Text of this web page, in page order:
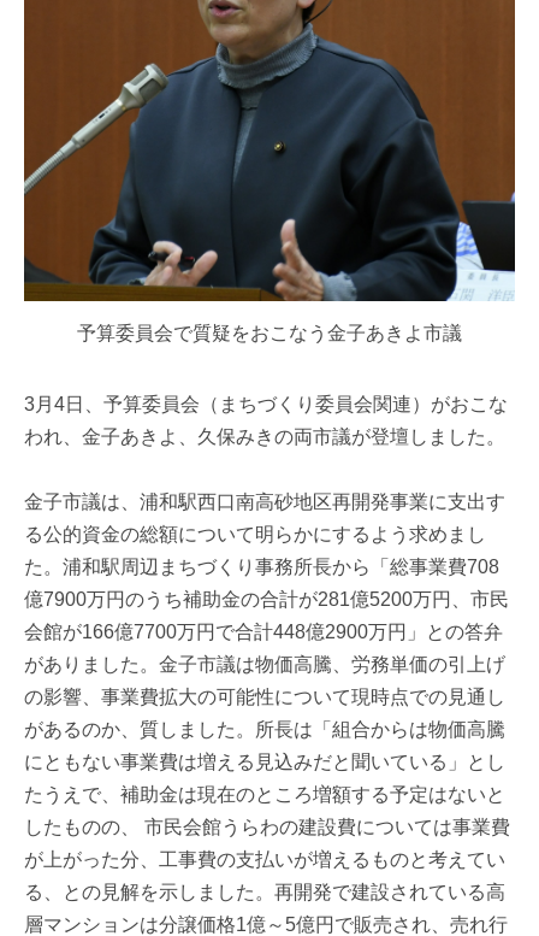
予算委員会で質疑をおこなう金子あきよ市議
3月4日、予算委員会（まちづくり委員会関連）がおこな
われ、金子あきよ、久保みきの両市議が登壇しました。
金子市議は、浦和駅西口南高砂地区再開発事業に支出す
る公的資金の総額について明らかにするよう求めまし
た。浦和駅周辺まちづくり事務所長から「総事業費708
億7900万円のうち補助金の合計が281億5200万円、市民
会館が166億7700万円で合計448億2900万円」との答弁
がありました。金子市議は物価高騰、労務単価の引上げ
の影響、事業費拡大の可能性について現時点での見通し
があるのか、質しました。所長は「組合からは物価高騰
にともない事業費は増える見込みだと聞いている」とし
たうえで、補助金は現在のところ増額する予定はないと
したものの、 市民会館うらわの建設費については事業費
が上がった分、工事費の支払いが増えるものと考えてい
る、との見解を示しました。再開発で建設されている高
層マンションは分譲価格1億～5億円で販売され、売れ行